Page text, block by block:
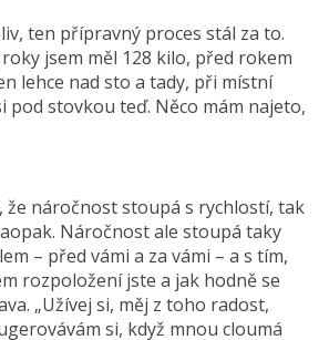
ten přípravný proces stál za to.
jsem měl 128 kilo, před rokem
lehce nad sto a tady, při místní
pod stovkou teď. Něco mám najeto,
že náročnost stoupá s rychlostí, tak
Náročnost ale stoupá taky
– před vámi a za vámi – a s tím,
rozpoložení jste a jak hodně se
„Užívej si, měj z toho radost,
si, když mnou cloumá